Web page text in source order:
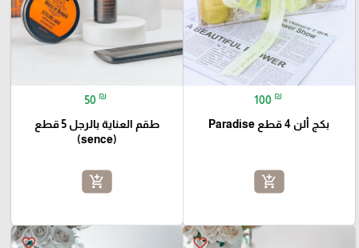
100 ₪
بكج ألن 4 قطع Paradise
add_shopping_cart
50 ₪
طقم العناية بالرجل 5 قطع
(sence)
add_shopping_cart
favorite_border
favorite_border